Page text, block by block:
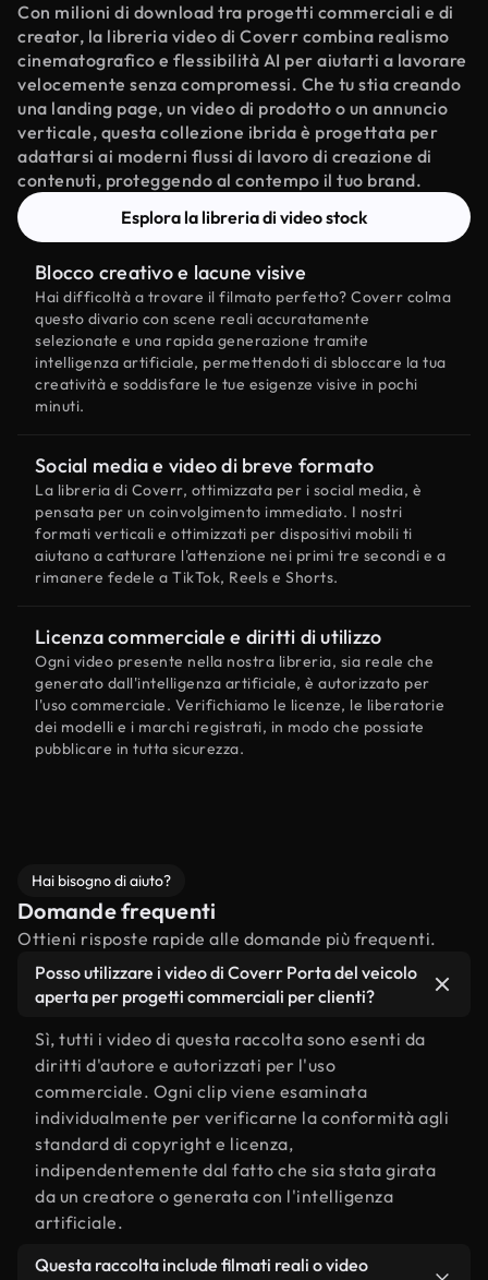
Con milioni di download tra progetti commerciali e di
creator, la libreria video di Coverr combina realismo
cinematografico e flessibilità AI per aiutarti a lavorare
velocemente senza compromessi. Che tu stia creando
una landing page, un video di prodotto o un annuncio
verticale, questa collezione ibrida è progettata per
adattarsi ai moderni flussi di lavoro di creazione di
contenuti, proteggendo al contempo il tuo brand.
Esplora la libreria di video stock
Blocco creativo e lacune visive
Hai difficoltà a trovare il filmato perfetto? Coverr colma
questo divario con scene reali accuratamente
selezionate e una rapida generazione tramite
intelligenza artificiale, permettendoti di sbloccare la tua
creatività e soddisfare le tue esigenze visive in pochi
minuti.
Social media e video di breve formato
La libreria di Coverr, ottimizzata per i social media, è
pensata per un coinvolgimento immediato. I nostri
formati verticali e ottimizzati per dispositivi mobili ti
aiutano a catturare l'attenzione nei primi tre secondi e a
rimanere fedele a TikTok, Reels e Shorts.
Licenza commerciale e diritti di utilizzo
Ogni video presente nella nostra libreria, sia reale che
generato dall'intelligenza artificiale, è autorizzato per
l'uso commerciale. Verifichiamo le licenze, le liberatorie
dei modelli e i marchi registrati, in modo che possiate
pubblicare in tutta sicurezza.
Hai bisogno di aiuto?
Domande frequenti
Ottieni risposte rapide alle domande più frequenti.
Posso utilizzare i video di Coverr Porta del veicolo
aperta per progetti commerciali per clienti?
Sì, tutti i video di questa raccolta sono esenti da
diritti d'autore e autorizzati per l'uso
commerciale. Ogni clip viene esaminata
individualmente per verificarne la conformità agli
standard di copyright e licenza,
indipendentemente dal fatto che sia stata girata
da un creatore o generata con l'intelligenza
artificiale.
Questa raccolta include filmati reali o video